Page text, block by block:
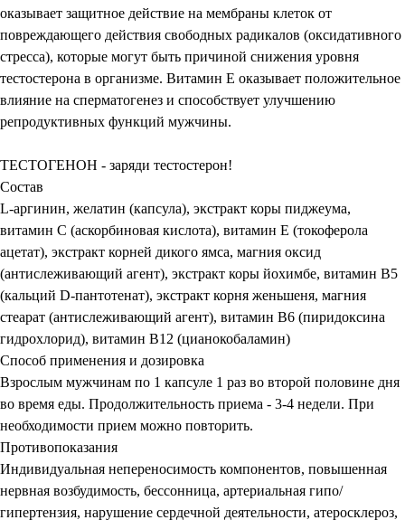
оказывает защитное действие на мембраны клеток от
повреждающего действия свободных радикалов (оксидативного
стресса), которые могут быть причиной снижения уровня
тестостерона в организме. Витамин Е оказывает положительное
влияние на сперматогенез и способствует улучшению
репродуктивных функций мужчины.
ТЕСТОГЕНОН - заряди тестостерон!
Состав
L-аргинин, желатин (капсула), экстракт коры пиджеума,
витамин С (аскорбиновая кислота), витамин Е (токоферола
ацетат), экстракт корней дикого ямса, магния оксид
(антислеживающий агент), экстракт коры йохимбе, витамин В5
(кальций D-пантотенат), экстракт корня женьшеня, магния
стеарат (антислеживающий агент), витамин В6 (пиридоксина
гидрохлорид), витамин В12 (цианокобаламин)
Способ применения и дозировка
Взрослым мужчинам по 1 капсуле 1 раз во второй половине дня
во время еды. Продолжительность приема - 3-4 недели. При
необходимости прием можно повторить.
Противопоказания
Индивидуальная непереносимость компонентов, повышенная
нервная возбудимость, бессонница, артериальная гипо/
гипертензия, нарушение сердечной деятельности, атеросклероз,